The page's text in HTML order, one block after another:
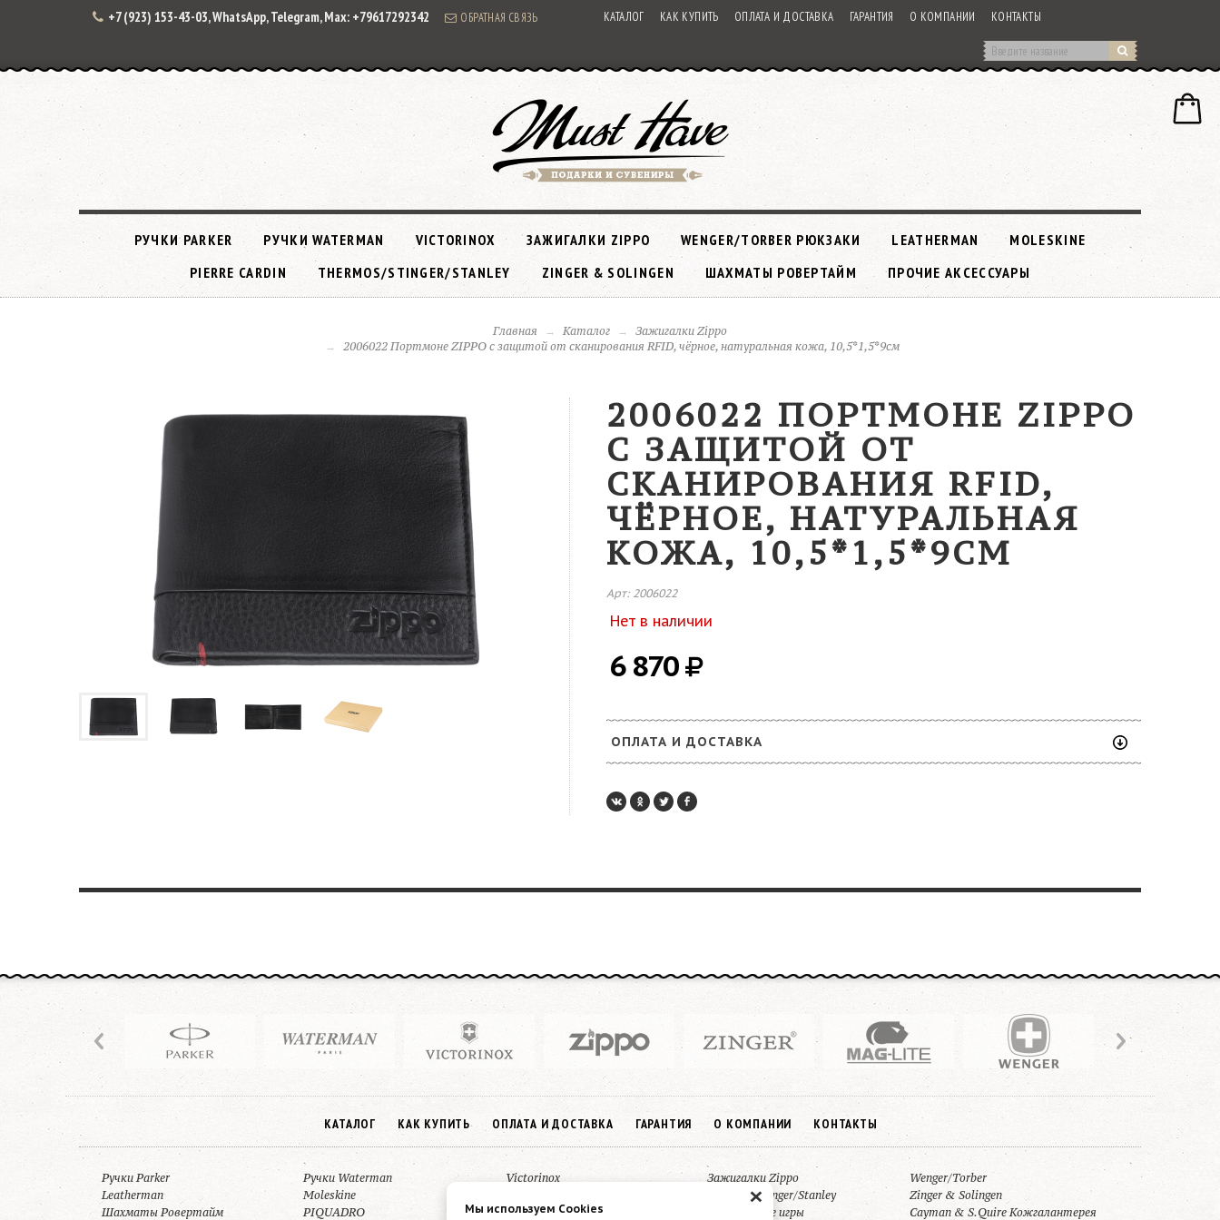
+7 (923) 153-43-03, WhatsApp, Telegram, Max: +79617292342 ОБРАТНАЯ СВЯЗЬ КАТАЛОГ КАК КУПИТЬ ОПЛАТА И ДОСТАВКА ГАРАНТИЯ О КОМПАНИИ КОНТАКТЫ
РУЧКИ PARKER РУЧКИ WATERMAN VICTORINOX ЗАЖИГАЛКИ ZIPPO WENGER/TORBER РЮКЗАКИ LEATHERMAN
MOLESKINE
PIERRE CARDIN
THERMOS/STINGER/STANLEY ZINGER & SOLINGEN ШАХМАТЫ РОВЕРТАЙМ ПРОЧИЕ АКСЕССУАРЫ
Главная Каталог
Зажигалки Zippo
2006022 Портмоне ZIPPO с защитой от сканирования RFID, чёрное, натуральная кожа, 10,5*1,5*9см
2006022 ПОРТМОНЕ ZIPPO
С ЗАЩИТОЙ ОТ
СКАНИРОВАНИЯ RFID,
ЧЁРНОЕ, НАТУРАЛЬНАЯ
КОЖА, 10,5*1,5*9СМ
Арт: 2006022
Нет в наличии
6 870
ОПЛАТА И ДОСТАВКА
КАТАЛОГ КАК КУПИТЬ ОПЛАТА И ДОСТАВКА ГАРАНТИЯ О КОМПАНИИ КОНТАКТЫ
Ручки Parker Ручки Waterman Victorinox Зажигалки Zippo
Wenger/Torber
Leatherman
Moleskine Thermos/Stinger/Stanley
Zinger & Solingen
Шахматы Ровертайм
PIQUADRO MagLite фонари Настольные игры Cayman & S.Quire Кожгалантерея
×
Мы используем Cookies